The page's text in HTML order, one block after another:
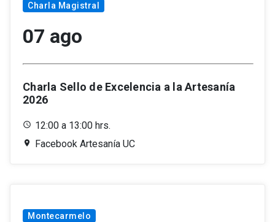
Charla Magistral
07 ago
Charla Sello de Excelencia a la Artesanía
2026
12:00 a 13:00 hrs.
Facebook Artesanía UC
Montecarmelo